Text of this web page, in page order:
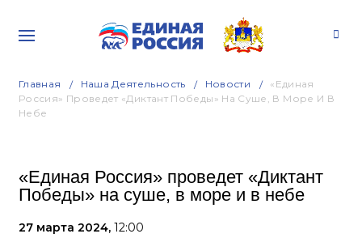
Главная Наша Деятельность Новости
«Единая
Россия» Проведет «Диктант Победы» На Суше, В Море И В
Небе
«Единая Россия» проведет «Диктант
Победы» на суше, в море и в небе
27 марта 2024, 12:00